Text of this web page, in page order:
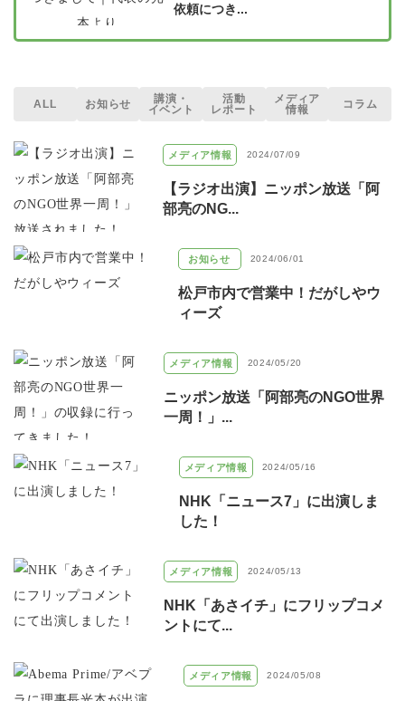
依頼につき...
ALL お知らせ
講演・
イベント
活動
レポート
メディア
情報
コラム
メディア情報 2024/07/09
【ラジオ出演】ニッポン放送「阿
部亮のNG...
お知らせ 2024/06/01
松戸市内で営業中！だがしやウ
ィーズ
メディア情報 2024/05/20
ニッポン放送「阿部亮のNGO世界
一周！」...
メディア情報 2024/05/16
NHK「ニュース7」に出演しま
した！
メディア情報 2024/05/13
NHK「あさイチ」にフリップコメ
ントにて...
メディア情報 2024/05/08